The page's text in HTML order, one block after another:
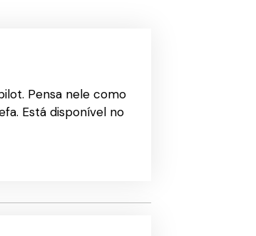
Pensa nele como
Está disponível no